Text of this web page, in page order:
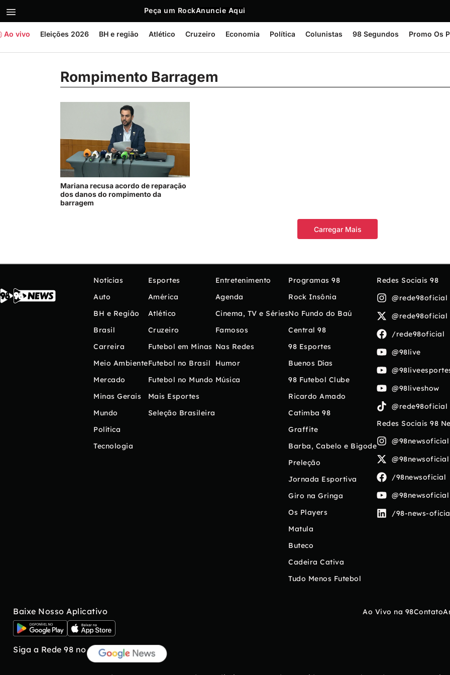
Peça um RockAnuncie Aqui
Ao vivo Eleições 2026 BH e região Atlético Cruzeiro Economia Política Colunistas 98 Segundos Promo Os
Rompimento Barragem
Mariana recusa acordo de reparação
dos danos do rompimento da
barragem
Carregar Mais
Notícias
Auto
BH e Região
Brasil
Carreira
Meio Ambiente
Mercado
Minas Gerais
Mundo
Política
Tecnologia
Esportes
América
Atlético
Cruzeiro
Futebol em Minas
Futebol no Brasil
Futebol no Mundo
Mais Esportes
Seleção Brasileira
Entretenimento
Agenda
Cinema, TV e Séries
Famosos
Nas Redes
Humor
Música
Programas 98
Rock Insônia
No Fundo do Baú
Central 98
98 Esportes
Buenos Días
98 Futebol Clube
Ricardo Amado
Catimba 98
Graffite
Barba, Cabelo e Bigode
Preleção
Jornada Esportiva
Giro na Gringa
Os Players
Matula
Buteco
Cadeira Cativa
Tudo Menos Futebol
Redes Sociais 98
@rede98oficial
@rede98oficial
/rede98oficial
@98live
@98liveshow
@rede98oficial
Redes Sociais 98
@98newsoficial
@98newsoficial
/98newsoficial
@98newsoficial
/98-news-
Baixe Nosso Aplicativo
Siga a Rede 98 no
Ao Vivo na 98Contato